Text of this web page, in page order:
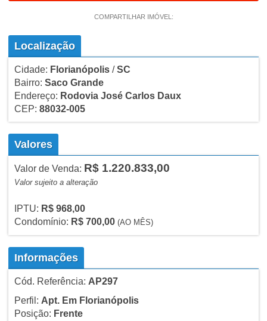
COMPARTILHAR IMÓVEL:
Localização
Cidade: Florianópolis/SC
Bairro: Saco Grande
Endereço: Rodovia José Carlos Daux
CEP: 88032-005
Valores
Valor de Venda: R$ 1.220.833,00
Valor sujeito a alteração
IPTU: R$ 968,00
Condomínio: R$ 700,00 (AO MÊS)
Informações
Cód. Referência: AP297
Perfil: Apt. Em Florianópolis
Posição: Frente